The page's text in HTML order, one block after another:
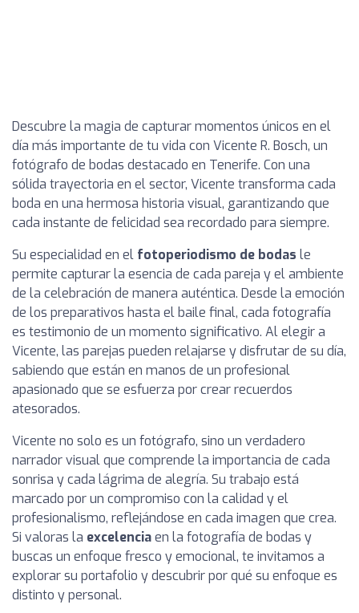
Descubre la magia de capturar momentos únicos en el
día más importante de tu vida con Vicente R. Bosch, un
fotógrafo de bodas destacado en Tenerife. Con una
sólida trayectoria en el sector, Vicente transforma cada
boda en una hermosa historia visual, garantizando que
cada instante de felicidad sea recordado para siempre.
Su especialidad en el fotoperiodismo de bodas le
permite capturar la esencia de cada pareja y el ambiente
de la celebración de manera auténtica. Desde la emoción
de los preparativos hasta el baile final, cada fotografía
es testimonio de un momento significativo. Al elegir a
Vicente, las parejas pueden relajarse y disfrutar de su día,
sabiendo que están en manos de un profesional
apasionado que se esfuerza por crear recuerdos
atesorados.
Vicente no solo es un fotógrafo, sino un verdadero
narrador visual que comprende la importancia de cada
sonrisa y cada lágrima de alegría. Su trabajo está
marcado por un compromiso con la calidad y el
profesionalismo, reflejándose en cada imagen que crea.
Si valoras la excelenciaen la fotografía de bodas y
buscas un enfoque fresco y emocional, te invitamos a
explorar su portafolio y descubrir por qué su enfoque es
distinto y personal.